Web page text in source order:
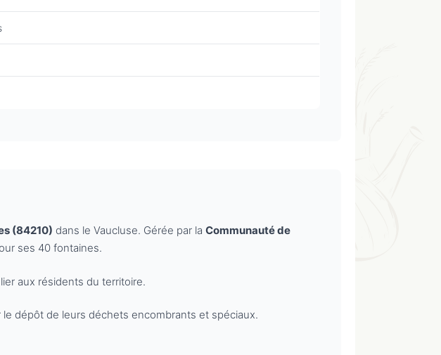
(84210) dans le Vaucluse. Gérée par la Communauté de
ses 40 fontaines.
aux résidents du territoire.
dépôt de leurs déchets encombrants et spéciaux.